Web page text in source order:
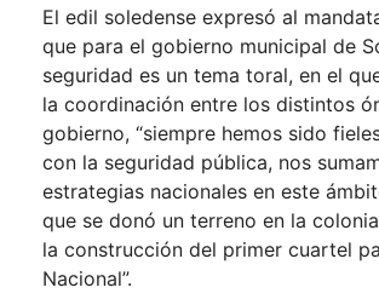
El edil soledense expresó al
que para el gobierno municipal de
seguridad es un tema toral, en el
la coordinación entre los distintos
gobierno, “siempre hemos sido
con la seguridad pública, nos
estrategias nacionales en este
que se donó un terreno en la
la construcción del primer cuartel
Nacional”.